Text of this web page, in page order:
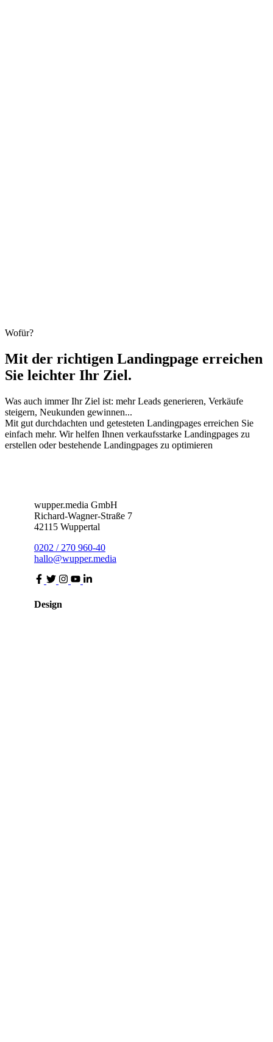
Wofür?
Mit der richtigen Landingpage erreichen
Sie leichter Ihr Ziel.
Was auch immer Ihr Ziel ist: mehr Leads generieren, Verkäufe
steigern, Neukunden gewinnen...
Mit gut durchdachten und getesteten Landingpages erreichen Sie
einfach mehr. Wir helfen Ihnen verkaufsstarke Landingpages zu
erstellen oder bestehende Landingpages zu optimieren
wupper.media GmbH
Richard-Wagner-Straße 7
42115 Wuppertal
0202 / 270 960-40
hallo@wupper.media
Design